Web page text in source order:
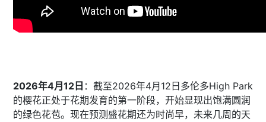
2026年4月12日 ：截至2026年4月12日多伦多High Park
的樱花正处于花期发育的第一阶段，开始显现出饱满圆润
的绿色花苞。现在预测盛花期还为时尚早，未来几周的天